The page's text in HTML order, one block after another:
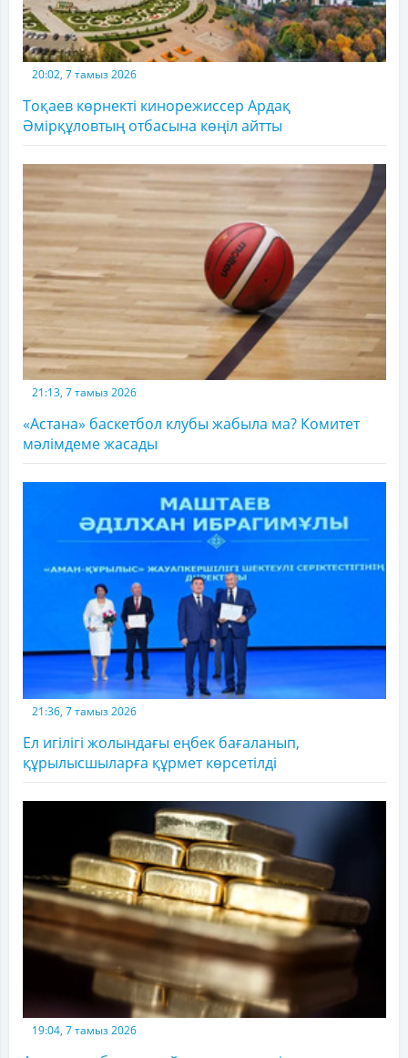
20:02, 7 тамыз 2026
Тоқаев көрнекті кинорежиссер Ардақ
Әмірқұловтың отбасына көңіл айтты
21:13, 7 тамыз 2026
«Астана» баскетбол клубы жабыла ма? Комитет
мәлімдеме жасады
21:36, 7 тамыз 2026
Ел игілігі жолындағы еңбек бағаланып,
құрылысшыларға құрмет көрсетілді
19:04, 7 тамыз 2026